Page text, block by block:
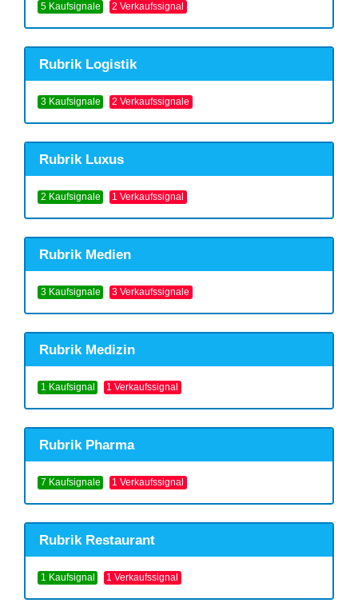
5 Kaufsignale 2 Verkaufssignal
Rubrik Logistik
3 Kaufsignale 2 Verkaufssignale
Rubrik Luxus
2 Kaufsignale 1 Verkaufssignal
Rubrik Medien
3 Kaufsignale 3 Verkaufssignale
Rubrik Medizin
1 Kaufsignal 1 Verkaufssignal
Rubrik Pharma
7 Kaufsignale 1 Verkaufssignal
Rubrik Restaurant
1 Kaufsignal 1 Verkaufssignal